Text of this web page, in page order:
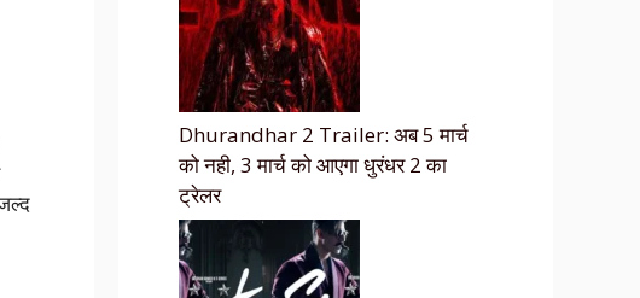
Dhurandhar 2 Trailer: अब 5 मार्च
को नही, 3 मार्च को आएगा धुरंधर 2 का
ट्रेलर